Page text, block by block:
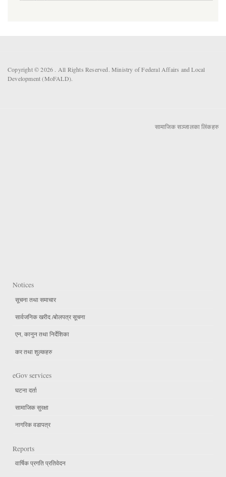
Copyright © 2026 . All Rights Reserved. Ministry of Federal Affairs and Local
Development (MoFALD).
सामाजिक सञ्जालका लिंकहरु
Notices
सूचना तथा समाचार
सार्वजनिक खरीद /बोलपत्र सूचना
एन, कानुन तथा निर्देशिका
कर तथा शुल्कहरु
eGov services
घटना दर्ता
सामाजिक सुरक्षा
नागरिक वडापत्र
Reports
वार्षिक प्रगति प्रतिवेदन